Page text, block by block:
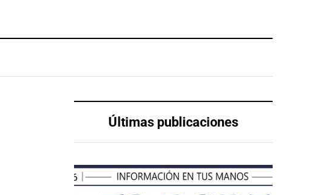
Últimas publicaciones